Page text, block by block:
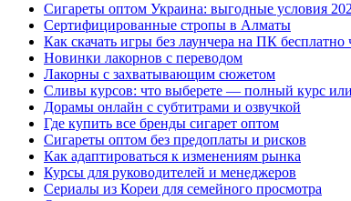
Сигареты оптом Украина: выгодные условия
Сертифицированные стропы в Алматы
Как скачать игры без лаунчера на ПК бесплатно
Новинки лакорнов с переводом
Лакорны с захватывающим сюжетом
Сливы курсов: что выберете — полный курс
Дорамы онлайн с субтитрами и озвучкой
Где купить все бренды сигарет оптом
Сигареты оптом без предоплаты и рисков
Как адаптироваться к изменениям рынка
Курсы для руководителей и менеджеров
Сериалы из Кореи для семейного просмотра